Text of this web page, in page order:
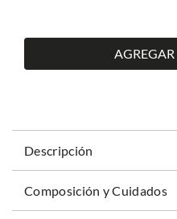
Descripción
Composición y Cuidados